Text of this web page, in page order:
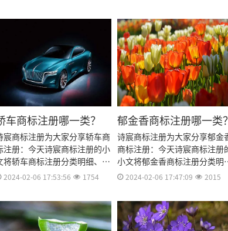
整理出来。
车商标注册哪一类？
宸商标注册为大家分享轿车商
注册：今天诗宸商标注册的小
将轿车商标注册分类明细、商
注册流程及费用、商标注册多
2024-02-06 17:53:56 1754
郁金香商标注册哪一类？
诗宸商标注册为大家分享郁金
商标注册：今天诗宸商标注册
小文将郁金香商标注册分类明
细、商标注册流程及费用、商标
来。
2024-02-06 17:47:09 2015